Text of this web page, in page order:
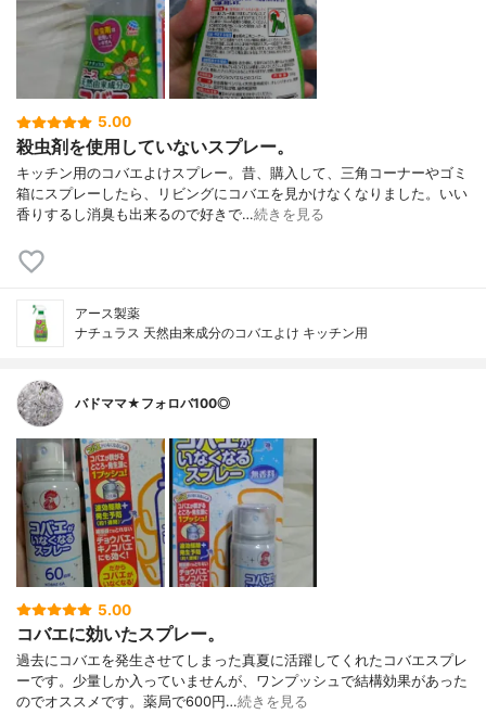
5.00
殺虫剤を使用していないスプレー。
キッチン用のコバエよけスプレー。昔、購入して、三角コーナーやゴミ
箱にスプレーしたら、リビングにコバエを見かけなくなりました。いい
香りするし消臭も出来るので好きで…続きを見る
アース製薬
ナチュラス 天然由来成分のコバエよけ キッチン用
バドママ★フォロバ100◎
5.00
コバエに効いたスプレー。
過去にコバエを発生させてしまった真夏に活躍してくれたコバエスプレ
ーです。少量しか入っていませんが、ワンプッシュで結構効果があった
のでオススメです。薬局で600円…続きを見る